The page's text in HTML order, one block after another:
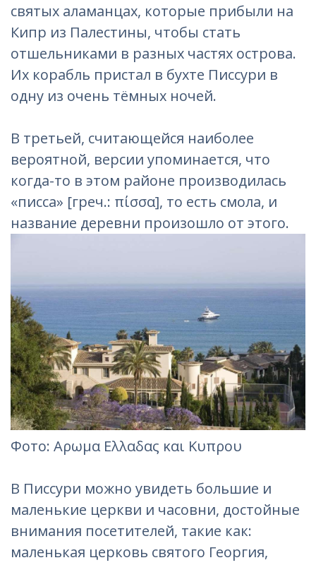
святых аламанцах, которые прибыли на
Кипр из Палестины, чтобы стать
отшельниками в разных частях острова.
Их корабль пристал в бухте Писсури в
одну из очень тёмных ночей.
В третьей, считающейся наиболее
вероятной, версии упоминается, что
когда-то в этом районе производилась
«писса» [греч.: πίσσα], то есть смола, и
название деревни произошло от этого.
Фотo: Αρωμα Ελλαδας και Κυπρου
В Писсури можно увидеть большие и
маленькие церкви и часовни, достойные
внимания посетителей, такие как:
маленькая церковь святого Георгия,